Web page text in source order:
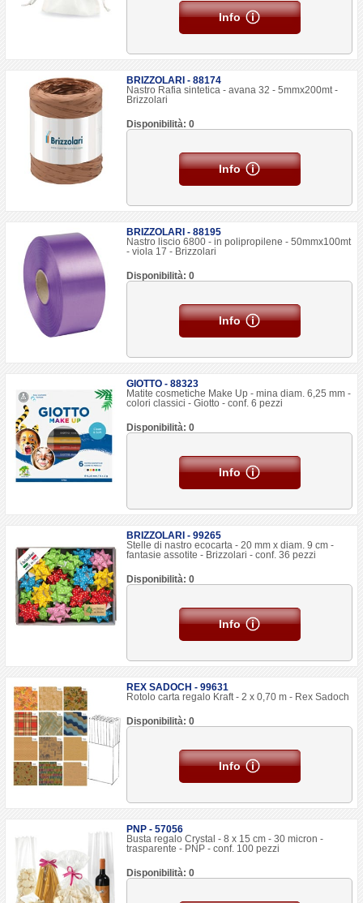
Info
BRIZZOLARI - 88174
Nastro Rafia sintetica - avana 32 - 5mmx200mt -
Brizzolari
Disponibilità: 0
Info
BRIZZOLARI - 88195
Nastro liscio 6800 - in polipropilene - 50mmx100mt
- viola 17 - Brizzolari
Disponibilità: 0
Info
GIOTTO - 88323
Matite cosmetiche Make Up - mina diam. 6,25 mm -
colori classici - Giotto - conf. 6 pezzi
Disponibilità: 0
Info
BRIZZOLARI - 99265
Stelle di nastro ecocarta - 20 mm x diam. 9 cm -
fantasie assotite - Brizzolari - conf. 36 pezzi
Disponibilità: 0
Info
REX SADOCH - 99631
Rotolo carta regalo Kraft - 2 x 0,70 m - Rex Sadoch
Disponibilità: 0
Info
PNP - 57056
Busta regalo Crystal - 8 x 15 cm - 30 micron -
trasparente - PNP - conf. 100 pezzi
Disponibilità: 0